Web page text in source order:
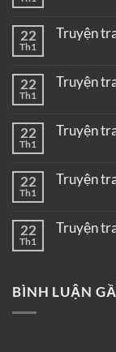
22
Th1
Truyện
22
Th1
Truyện
22
Th1
Truyện
22
Th1
Truyện
22
Th1
Truyện
BÌNH LUẬN